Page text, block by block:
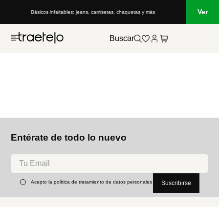
Básicos infaltables: jeans, camisetas, chaquetas y más Ver
Buscar
Entérate de todo lo nuevo
Acepto la política de tratamiento de datos personales Suscribirse